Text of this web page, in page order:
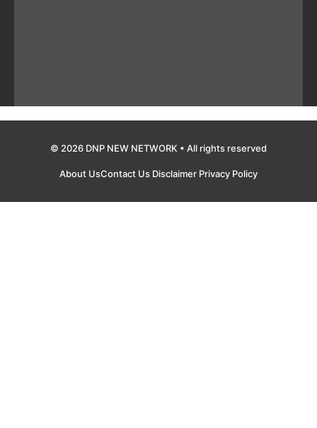
© 2026 DNP NEW NETWORK • All rights reserved
About UsContact Us Disclaimer Privacy Policy